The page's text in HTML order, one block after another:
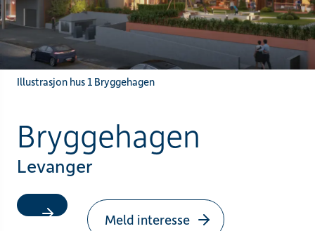
Illustrasjon hus 1 Bryggehagen
Bryggehagen
Levanger
Meld interesse